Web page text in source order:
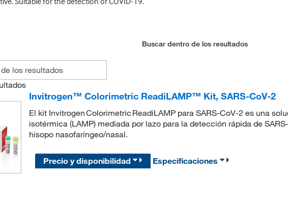
Buscar dentro de los resultados
Invitrogen™ Colorimetric ReadiLAMP™ Kit, SARS-CoV-2
El kit Invitrogen Colorimetric ReadiLAMP para SARS-CoV-2 es una
isotérmica (LAMP) mediada por lazo para la detección rápida de
hisopo nasofaríngeo/nasal.
Precio y disponibilidad Especificaciones